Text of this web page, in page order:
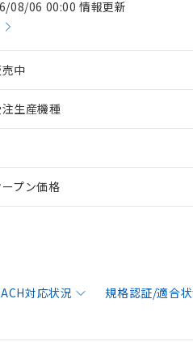
08/06 00:00 情報更新
中
生産機種
プン価格
対応状況 規格認証/適合